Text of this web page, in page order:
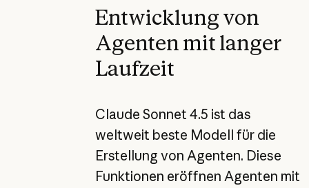
Entwicklung von
Agenten mit langer
Laufzeit
Claude Sonnet 4.5 ist das
weltweit beste Modell für die
Erstellung von Agenten. Diese
Funktionen eröffnen Agenten mit